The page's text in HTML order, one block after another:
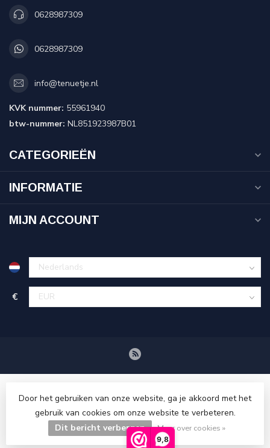
9,8
0628987309
0628987309
info@tenuetje.nl
KVK nummer: 55961940
btw-nummer: NL851923987B01
CATEGORIEËN
INFORMATIE
MIJN ACCOUNT
€
© Copyright 2026 Tenuetje.nl
Door het gebruiken van onze website, ga je akkoord met het
gebruik van cookies om onze website te verbeteren.
Dit bericht verbergen
Meer over cookies »